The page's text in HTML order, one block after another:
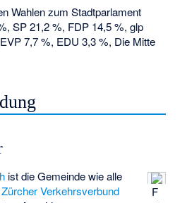
Wahlen zum Stadtparlament
SP 21,2 %, FDP 14,5 %, glp
7,7 %, EDU 3,3 %, Die Mitte
F
ist die Gemeinde wie alle
Zürcher Verkehrsverbund